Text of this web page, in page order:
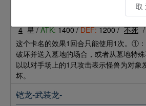
4 星 /ATK:1400 /DEF:1200 / 不死
这个卡名的效果1回合只能使用1次。①
破坏并送入墓地的场合，或者从墓地特
以以对手场上的1只攻击表示怪兽为对象
坏。
铠龙-武装龙-
取